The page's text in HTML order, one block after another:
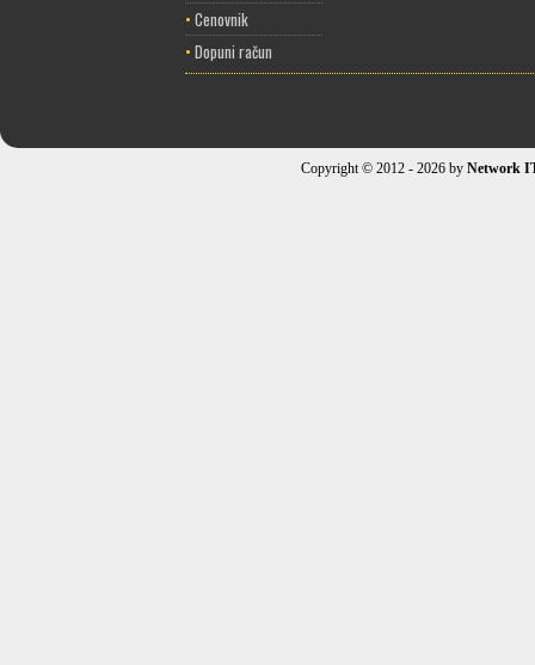
• Cenovnik
• Dopuni račun
Copyright © 2012 - 2026 by Network